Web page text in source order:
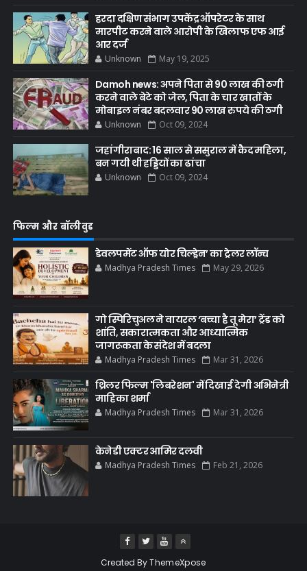
हरदा दक्षिण संभाग उपकेंद्र ऑपरेटर के साथ
मारपीट करने वाले आरोपी के खिलाफ एफ आई
आर दर्ज
Unknown May 19, 2025
Damoh news: अपने पिता से 90 लाख की ठगी
करने वाले बेटे को जेल, पिता के चार खातों के
मोबाइल नंबर बदलवार 90 लाख रुपये की ठगी
Unknown Oct 09, 2024
जहांगीराबाद: 16 साल से ससुराल में कैद महिला,
बन गयी थी हड्डियों का ढांचा
Unknown Oct 09, 2024
फिल्म और बॉलीवुड
डेवलपमेंट ऑफ योर चिल्ड्रेन’ का ट्रेलर लॉन्च
Madhya Pradesh Times May 29, 2026
गो स्पिरिचुअल ने वायरल ‘बच्चा है तू मेरा’ ट्रेंड को
शांति, सकारात्मकता और आध्यात्मिक
जागरूकता के संदेश में बदला
Madhya Pradesh Times Mar 31, 2026
थ्रिलर फिल्म 'लिबरेशन' में दिखाई देगी अभिनेत्री
माहिका शर्मा
Madhya Pradesh Times Mar 31, 2026
केनेडी एक्टर आमिर दलवी
Madhya Pradesh Times Feb 21, 2026
Created ByThemeXpose